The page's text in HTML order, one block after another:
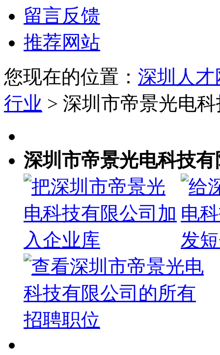
留言反馈
推荐网站
您现在的位置： 深圳人才
行业 > 深圳市帝景光电
深圳市帝景光电科技